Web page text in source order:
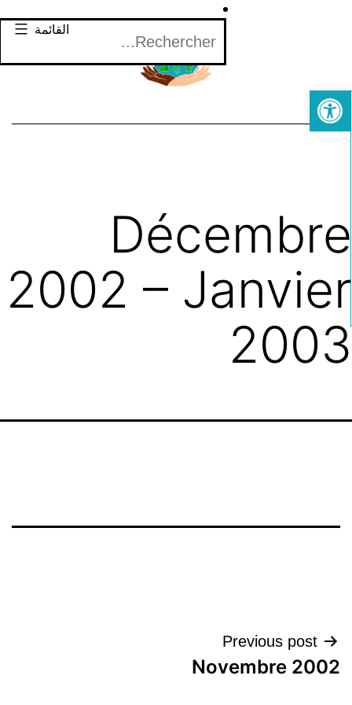
Open toolbar
القائمة Rechercher
2002 –
تصفّح
المقالات
Previous post
Novembre 2002